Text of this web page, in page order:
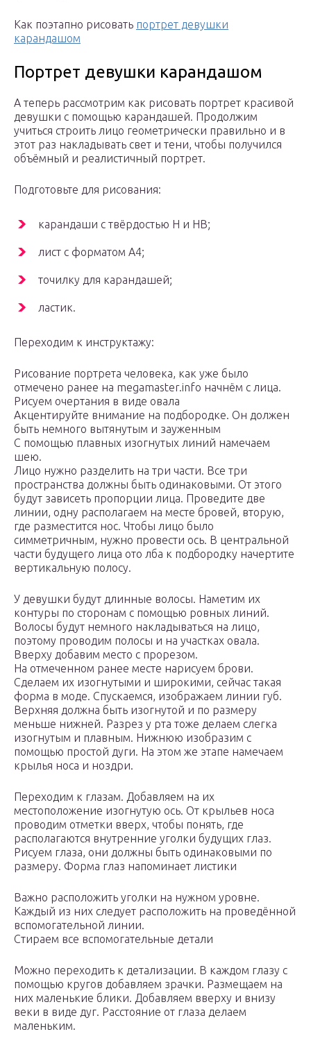
Как поэтапно рисовать портрет девушки
карандашом
Портрет девушки карандашом
А теперь рассмотрим как рисовать портрет красивой
девушки с помощью карандашей. Продолжим
учиться строить лицо геометрически правильно и в
этот раз накладывать свет и тени, чтобы получился
объёмный и реалистичный портрет.
Подготовьте для рисования:
карандаши с твёрдостью H и НB;
лист с форматом А4;
точилку для карандашей;
ластик.
Переходим к инструктажу:
Рисование портрета человека, как уже было
отмечено ранее на megamaster.info начнём с лица.
Рисуем очертания в виде овала
Акцентируйте внимание на подбородке. Он должен
быть немного вытянутым и зауженным
С помощью плавных изогнутых линий намечаем
шею.
Лицо нужно разделить на три части. Все три
пространства должны быть одинаковыми. От этого
будут зависеть пропорции лица. Проведите две
линии, одну располагаем на месте бровей, вторую,
где разместится нос. Чтобы лицо было
симметричным, нужно провести ось. В центральной
части будущего лица ото лба к подбородку начертите
вертикальную полосу.
У девушки будут длинные волосы. Наметим их
контуры по сторонам с помощью ровных линий.
Волосы будут немного накладываться на лицо,
поэтому проводим полосы и на участках овала.
Вверху добавим место с прорезом.
На отмеченном ранее месте нарисуем брови.
Сделаем их изогнутыми и широкими, сейчас такая
форма в моде. Спускаемся, изображаем линии губ.
Верхняя должна быть изогнутой и по размеру
меньше нижней. Разрез у рта тоже делаем слегка
изогнутым и плавным. Нижнюю изобразим с
помощью простой дуги. На этом же этапе намечаем
крылья носа и ноздри.
Переходим к глазам. Добавляем на их
местоположение изогнутую ось. От крыльев носа
проводим отметки вверх, чтобы понять, где
располагаются внутренние уголки будущих глаз.
Рисуем глаза, они должны быть одинаковыми по
размеру. Форма глаз напоминает листики
Важно расположить уголки на нужном уровне.
Каждый из них следует расположить на проведённой
вспомогательной линии.
Стираем все вспомогательные детали
Можно переходить к детализации. В каждом глазу с
помощью кругов добавляем зрачки. Размещаем на
них маленькие блики. Добавляем вверху и внизу
веки в виде дуг. Расстояние от глаза делаем
маленьким.